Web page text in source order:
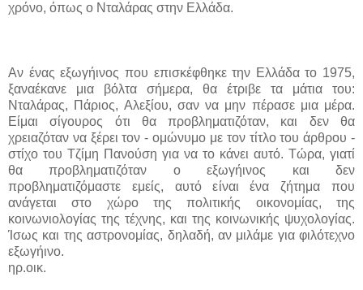
χρόνο, όπως ο Νταλάρας στην Ελλάδα.
Αν ένας εξωγήινος που επισκέφθηκε την Ελλάδα το 1975,
ξαναέκανε μια βόλτα σήμερα, θα έτριβε τα μάτια του:
Νταλάρας, Πάριος, Αλεξίου, σαν να μην πέρασε μια μέρα.
Είμαι σίγουρος ότι θα προβληματιζόταν, και δεν θα
χρειαζόταν να ξέρει τον - ομώνυμο με τον τίτλο του άρθρου -
στίχο του Τζίμη Πανούση για να το κάνει αυτό. Τώρα, γιατί
θα προβληματιζόταν ο εξωγήινος και δεν
προβληματιζόμαστε εμείς, αυτό είναι ένα ζήτημα που
ανάγεται στο χώρο της πολιτικής οικονομίας, της
κοινωνιολογίας της τέχνης, και της κοινωνικής ψυχολογίας.
Ίσως και της αστρονομίας, δηλαδή, αν μιλάμε για φιλότεχνο
εξωγήινο.
ηρ.οικ.